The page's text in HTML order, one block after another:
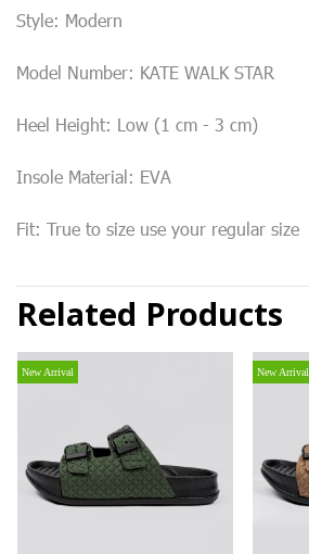
Style: Modern
Model Number: KATE WALK STAR
Heel Height: Low (1 cm - 3 cm)
Insole Material: EVA
Fit: True to size use your regular size
Related Products
New Arrival New Arrival